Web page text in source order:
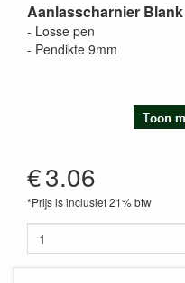
Aanlasscharnier
- Losse pen
- Pendikte 9mm
€3.06
*Prijs is inclusief 21% btw